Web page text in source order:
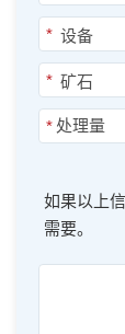
*
*
*
如果以上
需要。